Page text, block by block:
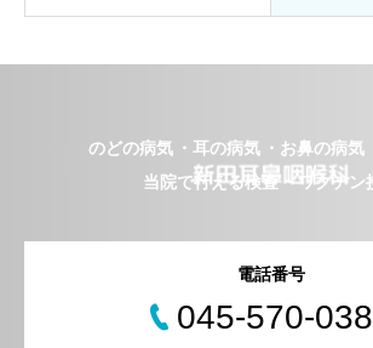
のどの病気 耳の病気 お鼻の病気
当院で行える検査
ワクチン
電話番号
045-570-